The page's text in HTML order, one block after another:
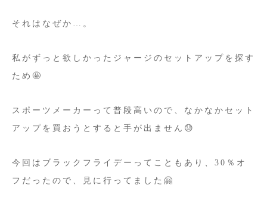
それはなぜか…。
私がずっと欲しかったジャージのセットアップを探す
ため🤩
スポーツメーカーって普段高いので、なかなかセット
アップを買おうとすると手が出ません😓
今回はブラックフライデーってこともあり、30％オ
フだったので、見に行ってました🤗